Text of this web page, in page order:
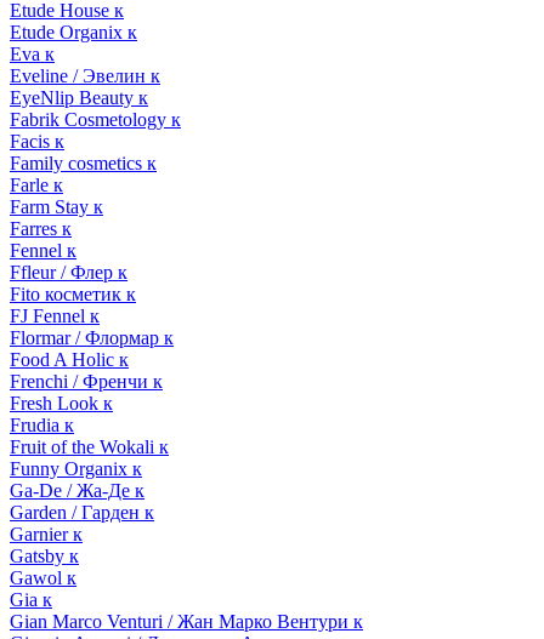
Etude House к
Etude Organix к
Eva к
Eveline / Эвелин к
EyeNlip Beauty к
Fabrik Cosmetology к
Facis к
Family cosmetics к
Farle к
Farm Stay к
Farres к
Fennel к
Ffleur / Флер к
Fito косметик к
FJ Fennel к
Flormar / Флормар к
Food A Holic к
Frenchi / Френчи к
Fresh Look к
Frudia к
Fruit of the Wokali к
Funny Organix к
Ga-De / Жа-Де к
Garden / Гарден к
Garnier к
Gatsby к
Gawol к
Gia к
Gian Marco Venturi / Жан Марко Вентури к